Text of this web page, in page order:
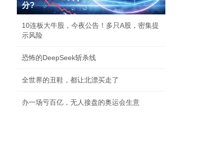
分?
10连板大牛股，今夜公告！多只A股，密集提
示风险
恐怖的DeepSeek斩杀线
全世界的丑鞋，都让北漂买走了
办一场亏百亿，无人接盘的奥运会生意